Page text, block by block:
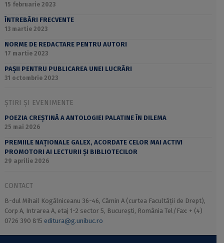
15 februarie 2023
ÎNTREBĂRI FRECVENTE
13 martie 2023
NORME DE REDACTARE PENTRU AUTORI
17 martie 2023
PAȘII PENTRU PUBLICAREA UNEI LUCRĂRI
31 octombrie 2023
ȘTIRI ȘI EVENIMENTE
POEZIA CREȘTINĂ A ANTOLOGIEI PALATINE ÎN DILEMA
25 mai 2026
PREMIILE NAȚIONALE GALEX, ACORDATE CELOR MAI ACTIVI
PROMOTORI AI LECTURII ȘI BIBLIOTECILOR
29 aprilie 2026
CONTACT
B-dul Mihail Kogălniceanu 36-46, Cămin A (curtea Facultății de Drept),
Corp A, Intrarea A, etaj 1-2 sector 5, București, România Tel/Fax: + (4)
0726 390 815 editura@g.unibuc.ro